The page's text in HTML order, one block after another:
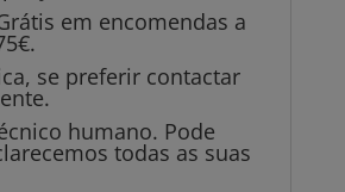
em encomendas a
se preferir contactar
humano. Pode
todas as suas